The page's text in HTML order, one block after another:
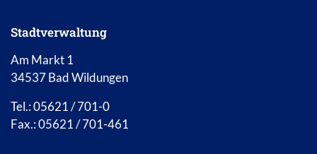
Stadtverwaltung
Am Markt 1
34537 Bad Wildungen
Tel.: 05621 / 701-0
Fax.: 05621 / 701-461